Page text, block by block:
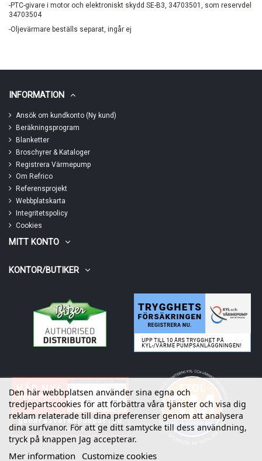
-PTC-givare i motor och elektroniskt skydd SE-B3, 34703501, som reservdel
34703504
-Oljevärmare beställs separat, ingår ej
INFORMATION
Ansök om kundkonto (Ny kund)
Beräkningsprogram
Blanketter
Broschyrer & Kataloger
Registrera Värmepump
Om Refrico
Referensprojekt
Webbplatskarta
Integritetspolicy
Cookies
MITT KONTO
KONTOR/BUTIKER
Den här webbplatsen använder sina egna och
tredjepartscookies för att förbättra våra tjänster och visa dig
reklam relaterade till dina preferenser genom att analysera
dina surfvanor. För att ge ditt samtycke till dess användning,
tryck på knappen Jag accepterar.
Mer information Customize cookies